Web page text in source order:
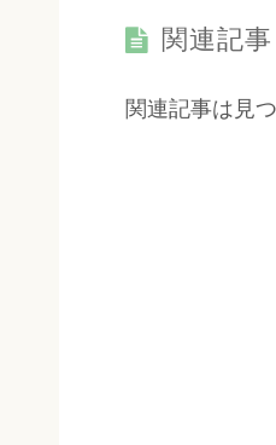
関連記事
関連記事は見